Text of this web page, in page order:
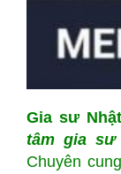
Gia sư
tâm gia
Chuyên